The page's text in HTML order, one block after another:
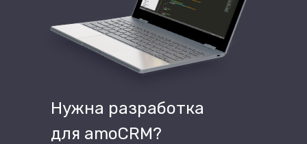
Нужна разработка
для amoCRM?